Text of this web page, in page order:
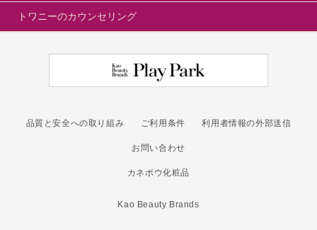
トワニーのカウンセリング
品質と安全への取り組み ご利用条件 利用者情報の外部送信
お問い合わせ
カネボウ化粧品
Kao Beauty Brands